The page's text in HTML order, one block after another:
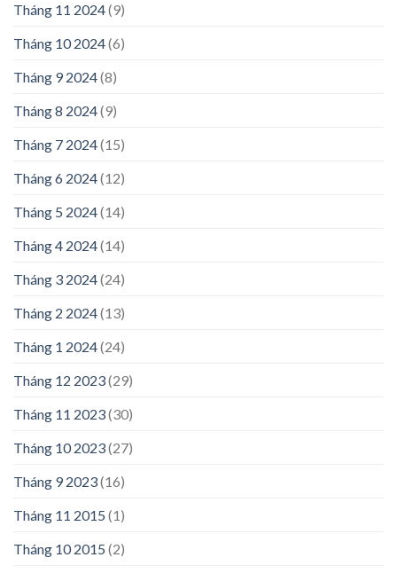
Tháng 11 2024(9)
Tháng 10 2024(6)
Tháng 9 2024(8)
Tháng 8 2024(9)
Tháng 7 2024(15)
Tháng 6 2024(12)
Tháng 5 2024(14)
Tháng 4 2024(14)
Tháng 3 2024(24)
Tháng 2 2024(13)
Tháng 1 2024(24)
Tháng 12 2023(29)
Tháng 11 2023(30)
Tháng 10 2023(27)
Tháng 9 2023(16)
Tháng 11 2015 (1)
Tháng 10 2015 (2)